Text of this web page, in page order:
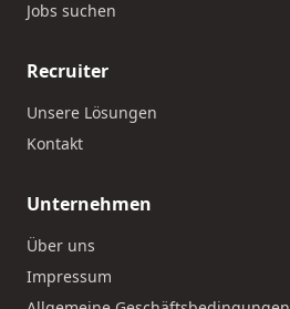
Jobs suchen
Recruiter
Unsere Lösungen
Kontakt
Unternehmen
Über uns
Impressum